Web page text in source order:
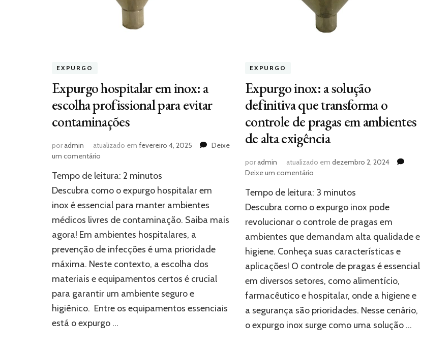
EXPURGO
Expurgo hospitalar em inox: a
escolha profissional para evitar
contaminações
poradmin atualizado em fevereiro 4, 2025
Deixe
um comentário
hospitalar
em
a
escolha
profissional
para
evitar
contaminações
Tempo de leitura: 2 minutos
Descubra como o expurgo hospitalar em
inox é essencial para manter ambientes
médicos livres de contaminação. Saiba mais
agora! Em ambientes hospitalares, a
prevenção de infecções é uma prioridade
máxima. Neste contexto, a escolha dos
materiais e equipamentos certos é crucial
para garantir um ambiente seguro e
higiênico. Entre os equipamentos essenciais
está o expurgo …
EXPURGO
Expurgo inox: a solução
definitiva que transforma o
controle de pragas em ambientes
de alta exigência
poradmin atualizado em dezembro 2, 2024
Deixe um comentárioem
inox:
a
solução
definitiva
que
o
controle
de
em
ambientes
alta
Tempo de leitura: 3 minutos
Descubra como o expurgo inox pode
revolucionar o controle de pragas em
ambientes que demandam alta qualidade e
higiene. Conheça suas características e
aplicações! O controle de pragas é essencial
em diversos setores, como alimentício,
farmacêutico e hospitalar, onde a higiene e
a segurança são prioridades. Nesse cenário,
o expurgo inox surge como uma solução …